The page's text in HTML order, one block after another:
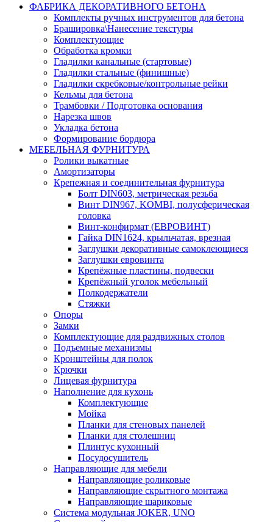
ФАБРИКА ДЕКОРАТИВНОГО БЕТОНА
Комплекты ручных инструментов для бетона
Брашировка\Нанесение текстуры
Комплектующие
Обработка кромки
Гладилки канальные (стартовые)
Гладилки стальные (финишные)
Гладилки скребковые/контрольные рейки
Кельмы для бетона
Трамбовки / Подготовка основания
Нарезка швов
Укладка бетона
Формирование бордюра
МЕБЕЛЬНАЯ ФУРНИТУРА
Ролики выкатные
Амортизаторы
Крепежная и соединительная фурнитура
Болт DIN603, метрическая резьба
Винт DIN967, KOMBI, полусферическая
головка
Винт-конфирмат (ЕВРОВИНТ)
Гайка DIN1624, крыльчатая, врезная
Заглушки декоративные самоклеющиеся
Заглушки евровинта
Крепёжные пластины, подвески
Крепёжный уголок мебельный
Полкодержатели
Стяжки
Опоры
Замки
Комплектующие для раздвижных столов
Подъемные механизмы
Кронштейны для полок
Крючки
Лицевая фурнитура
Наполнение для кухонь
Комплектующие
Мойка
Планки для стеновых панелей
Планки для столешниц
Плинтус кухонный
Посудосушитель
Направляющие для мебели
Направляющие роликовые
Направляющие скрытного монтажа
Направляющие шариковые
Система модульная JOKER, UNO